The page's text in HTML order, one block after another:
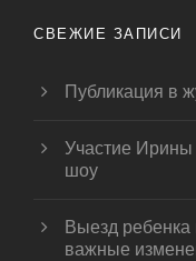
СВЕЖИЕ ЗАПИСИ
Публикация в
Участие Ирины
шоу
Выезд
важные